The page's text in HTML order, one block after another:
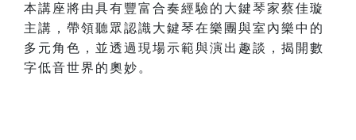
本講座將由具有豐富合奏經驗的大鍵琴家蔡佳璇
主講，帶領聽眾認識大鍵琴在樂團與室內樂中的
多元角色，並透過現場示範與演出趣談，揭開數
字低音世界的奧妙。